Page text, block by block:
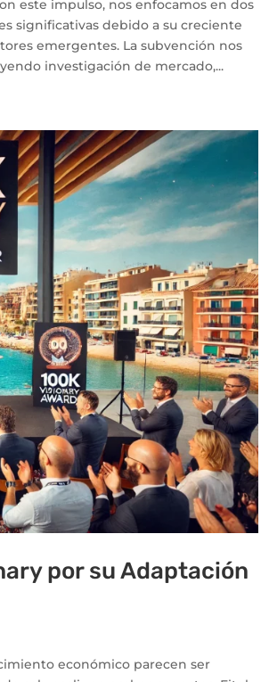
este impulso, nos enfocamos en dos
significativas debido a su creciente
emergentes. La subvención nos
investigación de mercado,...
por su Adaptación
económico parecen ser